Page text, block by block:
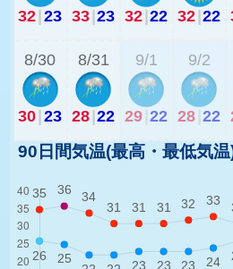
32|23 33|23 32|22 32|22
8/30
30|23
8/31
28|22
9/1
29 22
9/2
28 22
90日間気温(最高・最低気